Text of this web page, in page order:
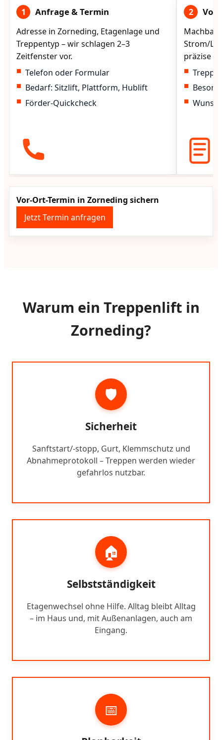
1 Anfrage & Termin
Adresse in Zorneding, Etagenlage und
Treppentyp – wir schlagen 2–3
Zeitfenster vor.
Telefon oder Formular
Bedarf: Sitzlift, Plattform, Hublift
Förder-Quickcheck
2
Strom/
präzise
Vor-Ort-Termin in Zorneding sichern
Jetzt Termin anfragen
Warum ein Treppenlift in
Zorneding?
🛡️
Sicherheit
Sanftstart/-stopp, Gurt, Klemmschutz und
Abnahmeprotokoll – Treppen werden wieder
gefahrlos nutzbar.
🏠
Selbstständigkeit
Etagenwechsel ohne Hilfe. Alltag bleibt Alltag
– im Haus und, mit Außenanlagen, auch am
Eingang.
📅